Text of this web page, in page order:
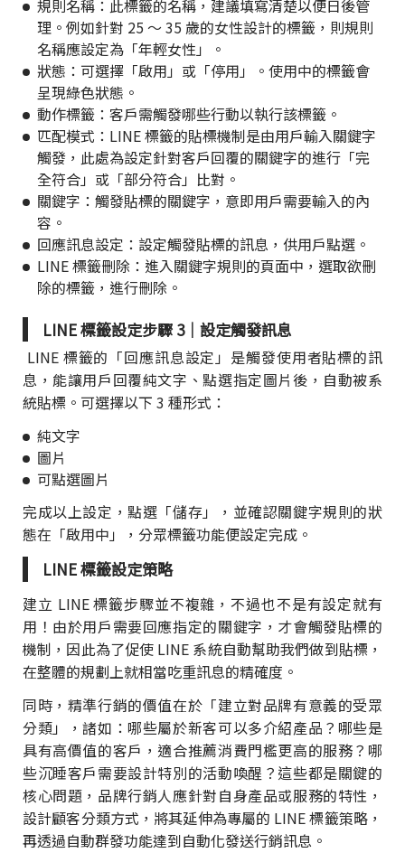
規則名稱：此標籤的名稱，建議填寫清楚以便日後管
理。例如針對 25 ～ 35 歲的女性設計的標籤，則規則
名稱應設定為「年輕女性」。
狀態：可選擇「啟用」或「停用」。使用中的標籤會
呈現綠色狀態。
動作標籤：客戶需觸發哪些行動以執行該標籤。
匹配模式：LINE 標籤的貼標機制是由用戶輸入關鍵字
觸發，此處為設定針對客戶回覆的關鍵字的進行「完
全符合」或「部分符合」比對。
關鍵字：觸發貼標的關鍵字，意即用戶需要輸入的內
容。
回應訊息設定：設定觸發貼標的訊息，供用戶點選。
LINE 標籤刪除：進入關鍵字規則的頁面中，選取欲刪
除的標籤，進行刪除。
LINE 標籤設定步驟 3｜設定觸發訊息
LINE 標籤的「回應訊息設定」是觸發使用者貼標的訊
息，能讓用戶回覆純文字、點選指定圖片後，自動被系
統貼標。可選擇以下 3 種形式：
純文字
圖片
可點選圖片
完成以上設定，點選「儲存」，並確認關鍵字規則的狀
態在「啟用中」，分眾標籤功能便設定完成。
LINE 標籤設定策略
建立 LINE 標籤步驟並不複雜，不過也不是有設定就有
用！由於用戶需要回應指定的關鍵字，才會觸發貼標的
機制，因此為了促使 LINE 系統自動幫助我們做到貼標，
在整體的規劃上就相當吃重訊息的精確度。
同時，精準行銷的價值在於「建立對品牌有意義的受眾
分類」，諸如：哪些屬於新客可以多介紹產品？哪些是
具有高價值的客戶，適合推薦消費門檻更高的服務？哪
些沉睡客戶需要設計特別的活動喚醒？這些都是關鍵的
核心問題，品牌行銷人應針對自身產品或服務的特性，
設計顧客分類方式，將其延伸為專屬的 LINE 標籤策略，
再透過自動群發功能達到自動化發送行銷訊息。